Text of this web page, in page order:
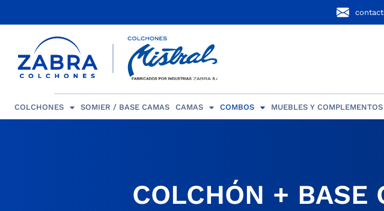
COLCHONES SOMIER / BASE CAMAS CAMAS COMBOS MUEBLES Y COMPLEMENTOS
COLCHÓN + BASE